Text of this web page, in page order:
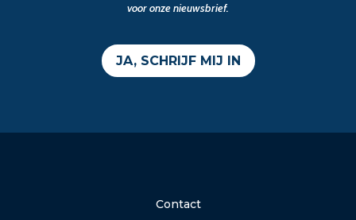
voor onze nieuwsbrief.
JA, SCHRIJF MIJ IN
Contact